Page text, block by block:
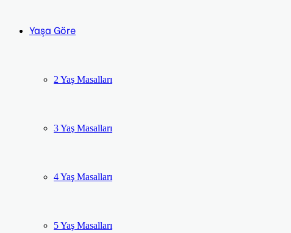
Yaşa Göre
2 Yaş Masalları
3 Yaş Masalları
4 Yaş Masalları
5 Yaş Masalları